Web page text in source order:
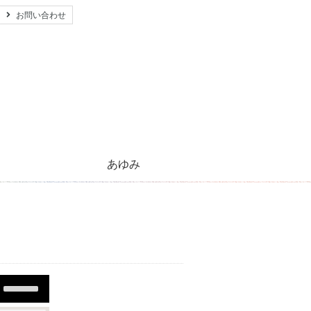
お問い合わせ
あゆみ